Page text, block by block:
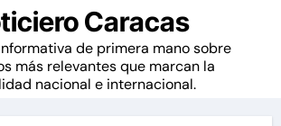
Caracas
de primera mano sobre
más relevantes que marcan la
nacional e internacional.